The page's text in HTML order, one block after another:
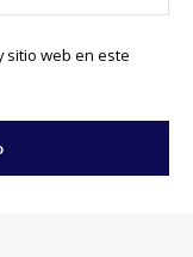
sitio web en este